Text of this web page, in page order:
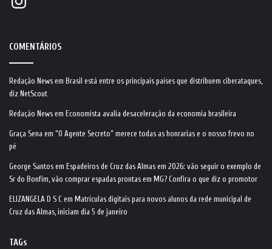
COMENTÁRIOS
Redação News em Brasil está entre os principais países que distribuem ciberataques,
diz NetScout
Redação News em Economista avalia desaceleração da economia brasileira
Graça Sena em “O Agente Secreto” merece todas as honrarias e o nosso frevo no
pé
George Santos em Espadeiros de Cruz das Almas em 2026: vão seguir o exemplo de
Sr do Bonfim, vão comprar espadas prontas em MG? Confira o que diz o promotor
ELIZANGELA D S C em Matrículas digitais para novos alunos da rede municipal de
Cruz das Almas, iniciam dia 5 de janeiro
TAGs